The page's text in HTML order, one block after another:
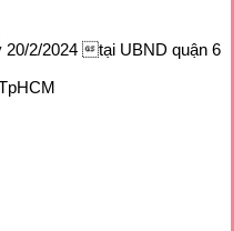
20/2/2024 tại UBND quận 6